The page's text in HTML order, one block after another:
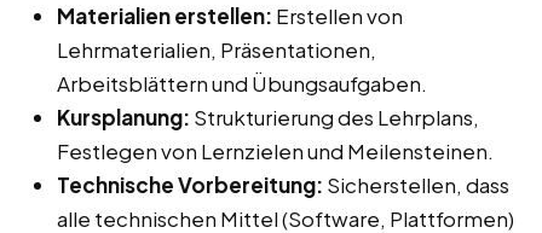
Materialien erstellen: Erstellen von
Lehrmaterialien, Präsentationen,
Arbeitsblättern und Übungsaufgaben.
Kursplanung: Strukturierung des Lehrplans,
Festlegen von Lernzielen und Meilensteinen.
Technische Vorbereitung: Sicherstellen, dass
alle technischen Mittel (Software, Plattformen)